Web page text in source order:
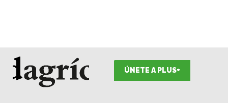
ÚNETE A PLUS+